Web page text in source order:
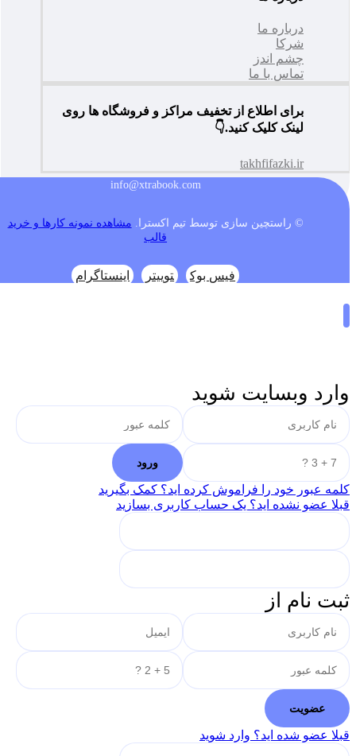
درباره ما
شرکا
چشم اندز
تماس با ما
برای اطلاع از تخفیف مراکز و فروشگاه ها روی
لینک کلیک کنید.👇
takhfifazki.ir
info@xtrabook.com
© راستچین سازی توسط تیم اکسترا. مشاهده نمونه کارها و خرید
قالب
فیس بوک توییتر اینستاگرام
وارد وبسایت شوید
کلمه عبور خود را فراموش کرده اید؟ کمک بگیرید
قبلا عضو نشده اید؟ یک حساب کاربری بسازید
ثبت نام از
قبلا عضو شده اید؟ وارد شوید